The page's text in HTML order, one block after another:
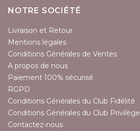
NOTRE SOCIÉTÉ
Livraison et Retour
Mentions légales
Conditions Générales de Ventes
A propos de nous
Paiement 100% sécurisé
RGPD
Conditions Générales du Club Fidélité
Conditions Générales du Club Privilège
Contactez-nous